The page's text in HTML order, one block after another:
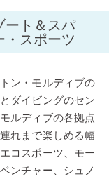
ート＆スパ
・スポーツ
ン・モルディブの
ダイビングのセン
ルディブの各拠点
れまで楽しめる幅
コスポーツ、モー
ンチャー、シュノ